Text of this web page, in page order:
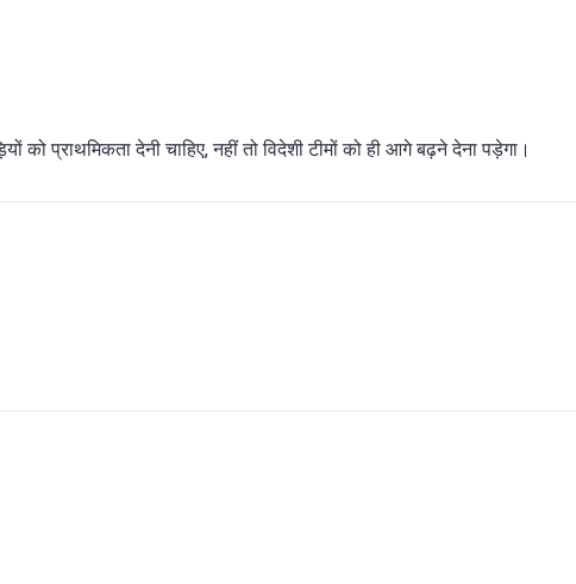
प्राथमिकता देनी चाहिए, नहीं तो विदेशी टीमों को ही आगे बढ़ने देना पड़ेगा।